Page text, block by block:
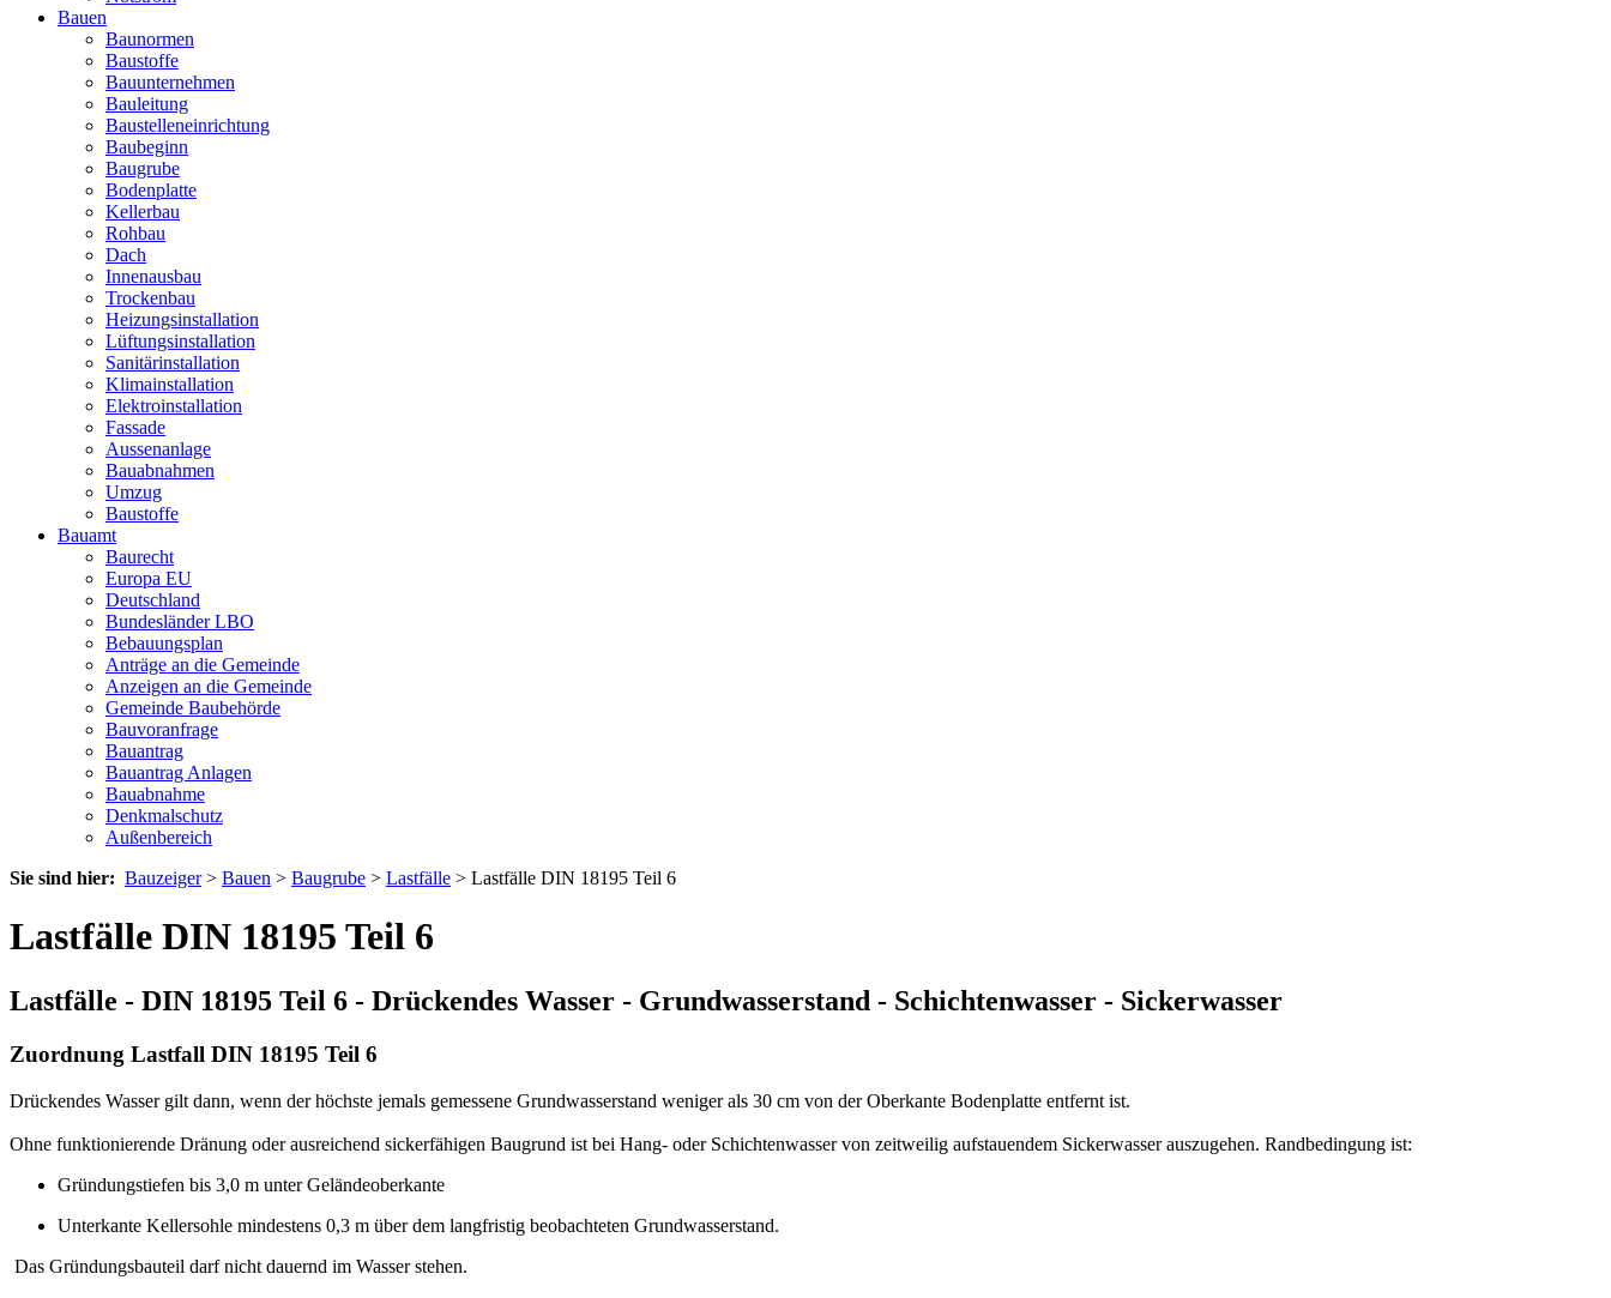
Bauen
Baunormen
Baustoffe
Bauunternehmen
Bauleitung
Baustelleneinrichtung
Baubeginn
Baugrube
Bodenplatte
Kellerbau
Rohbau
Dach
Innenausbau
Trockenbau
Heizungsinstallation
Lüftungsinstallation
Sanitärinstallation
Klimainstallation
Elektroinstallation
Fassade
Aussenanlage
Bauabnahmen
Umzug
Baustoffe
Bauamt
Baurecht
Europa EU
Deutschland
Bundesländer LBO
Bebauungsplan
Anträge an die Gemeinde
Anzeigen an die Gemeinde
Gemeinde Baubehörde
Bauvoranfrage
Bauantrag
Bauantrag Anlagen
Bauabnahme
Denkmalschutz
Außenbereich
Sie sind hier: Bauzeiger> Bauen > Baugrube > Lastfälle > Lastfälle DIN 18195 Teil 6
Lastfälle DIN 18195 Teil 6
Lastfälle - DIN 18195 Teil 6 - Drückendes Wasser - Grundwasserstand - Schichtenwasser - Sickerwasser
Zuordnung Lastfall DIN 18195 Teil 6
Drückendes Wasser gilt dann, wenn der höchste jemals gemessene Grundwasserstand weniger als 30 cm von der Oberkante Bodenplatte entfernt ist.
Ohne funktionierende Dränung oder ausreichend sickerfähigen Baugrund ist bei Hang- oder Schichtenwasser von zeitweilig aufstauendem Sickerwasser auszugehen. Randbedingung ist:
Gründungstiefen bis 3,0 m unter Geländeoberkante
Unterkante Kellersohle mindestens 0,3 m über dem langfristig beobachteten Grundwasserstand.
Das Gründungsbauteil darf nicht dauernd im Wasser stehen.